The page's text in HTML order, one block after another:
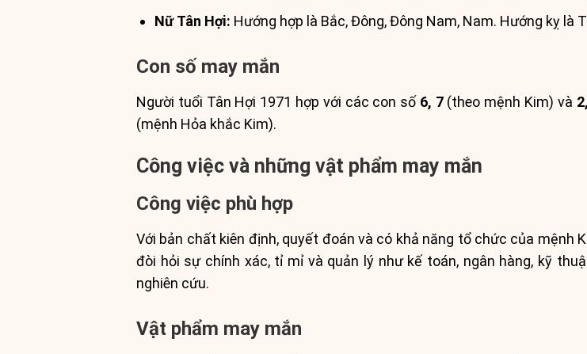
Nữ Tân Hợi: Hướng hợp là Bắc, Đông, Đông Nam, Nam. Hướng kỵ là
Con số may mắn
Người tuổi Tân Hợi 1971 hợp với các con số 6, 7(theo mệnh Kim) và
(mệnh Hỏa khắc Kim).
Công việc và những vật phẩm may mắn
Công việc phù hợp
Với bản chất kiên định, quyết đoán và có khả năng tổ chức của mệnh
đòi hỏi sự chính xác, tỉ mỉ và quản lý như kế toán, ngân hàng, kỹ
nghiên cứu.
Vật phẩm may mắn